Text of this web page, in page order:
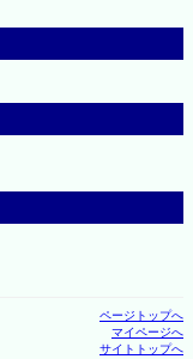
ページトップへ
マイページへ
サイトトップへ